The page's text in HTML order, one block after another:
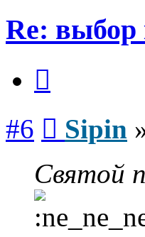
Re: выбор
#6 Sipin
Святой